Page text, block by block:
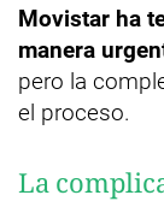
Movistar ha
manera
pero la
el proceso.
La